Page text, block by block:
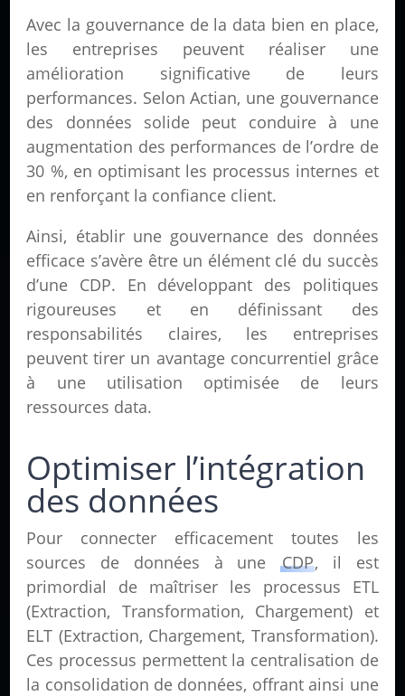
Avec la gouvernance de la data bien en place,
les entreprises peuvent réaliser une
amélioration significative de leurs
performances. Selon Actian, une gouvernance
des données solide peut conduire à une
augmentation des performances de l’ordre de
30 %, en optimisant les processus internes et
en renforçant la confiance client.
Ainsi, établir une gouvernance des données
efficace s’avère être un élément clé du succès
d’une CDP. En développant des politiques
rigoureuses et en définissant des
responsabilités claires, les entreprises
peuvent tirer un avantage concurrentiel grâce
à une utilisation optimisée de leurs
ressources data.
Optimiser l’intégration
des données
Pour connecter efficacement toutes les
sources de données à une CDP, il est
primordial de maîtriser les processus ETL
(Extraction, Transformation, Chargement) et
ELT (Extraction, Chargement, Transformation).
Ces processus permettent la centralisation de
la consolidation de données, offrant ainsi une